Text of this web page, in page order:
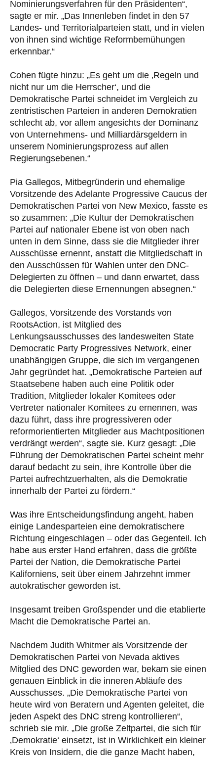
Nominierungsverfahren für den Präsidenten“,
sagte er mir. „Das Innenleben findet in den 57
Landes- und Territorialparteien statt, und in vielen
von ihnen sind wichtige Reformbemühungen
erkennbar.“
Cohen fügte hinzu: „Es geht um die ‚Regeln und
nicht nur um die Herrscher‘, und die
Demokratische Partei schneidet im Vergleich zu
zentristischen Parteien in anderen Demokratien
schlecht ab, vor allem angesichts der Dominanz
von Unternehmens- und Milliardärsgeldern in
unserem Nominierungsprozess auf allen
Regierungsebenen.“
Pia Gallegos, Mitbegründerin und ehemalige
Vorsitzende des Adelante Progressive Caucus der
Demokratischen Partei von New Mexico, fasste es
so zusammen: „Die Kultur der Demokratischen
Partei auf nationaler Ebene ist von oben nach
unten in dem Sinne, dass sie die Mitglieder ihrer
Ausschüsse ernennt, anstatt die Mitgliedschaft in
den Ausschüssen für Wahlen unter den DNC-
Delegierten zu öffnen – und dann erwartet, dass
die Delegierten diese Ernennungen absegnen.“
Gallegos, Vorsitzende des Vorstands von
RootsAction, ist Mitglied des
Lenkungsausschusses des landesweiten State
Democratic Party Progressives Network, einer
unabhängigen Gruppe, die sich im vergangenen
Jahr gegründet hat. „Demokratische Parteien auf
Staatsebene haben auch eine Politik oder
Tradition, Mitglieder lokaler Komitees oder
Vertreter nationaler Komitees zu ernennen, was
dazu führt, dass ihre progressiveren oder
reformorientierten Mitglieder aus Machtpositionen
verdrängt werden“, sagte sie. Kurz gesagt: „Die
Führung der Demokratischen Partei scheint mehr
darauf bedacht zu sein, ihre Kontrolle über die
Partei aufrechtzuerhalten, als die Demokratie
innerhalb der Partei zu fördern.“
Was ihre Entscheidungsfindung angeht, haben
einige Landesparteien eine demokratischere
Richtung eingeschlagen – oder das Gegenteil. Ich
habe aus erster Hand erfahren, dass die größte
Partei der Nation, die Demokratische Partei
Kaliforniens, seit über einem Jahrzehnt immer
autokratischer geworden ist.
Insgesamt treiben Großspender und die etablierte
Macht die Demokratische Partei an.
Nachdem Judith Whitmer als Vorsitzende der
Demokratischen Partei von Nevada aktives
Mitglied des DNC geworden war, bekam sie einen
genauen Einblick in die inneren Abläufe des
Ausschusses. „Die Demokratische Partei von
heute wird von Beratern und Agenten geleitet, die
jeden Aspekt des DNC streng kontrollieren“,
schrieb sie mir. „Die große Zeltpartei, die sich für
‚Demokratie‘ einsetzt, ist in Wirklichkeit ein kleiner
Kreis von Insidern, die die ganze Macht haben,